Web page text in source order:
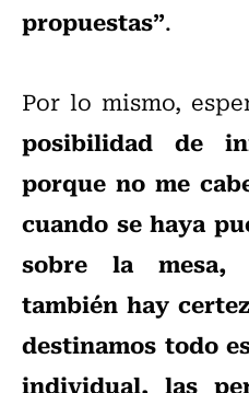
propuestas”.
Por lo mismo,
posibilidad de
porque no me
cuando se haya
sobre la mesa,
también hay
destinamos todo
individual, las